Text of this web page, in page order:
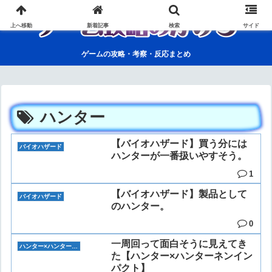
ゲームの攻略・考察・反応まとめ
ハンター
バイオハザード
【バイオハザード】買う分には
ハンターが一番扱いやすそう。
1
バイオハザード
【バイオハザード】製品として
のハンター。
0
ハンター×ハンターネンインパクト
一周回って面白そうに見えてき
た【ハンター×ハンターネンイン
パクト】
上へ移動 新着記事 検索 サイド